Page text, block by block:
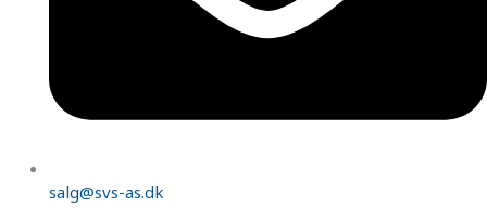
salg@svs-as.dk